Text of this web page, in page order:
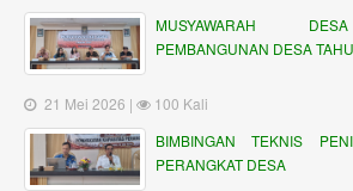
MUSYAWARAH
PEMBANGUNAN DESA
21 Mei 2026 |
100 Kali
BIMBINGAN TEKNIS
PERANGKAT DESA